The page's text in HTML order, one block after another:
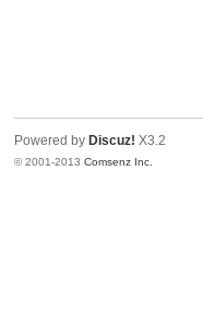
Powered by Discuz! X3.2
© 2001-2013Comsenz Inc.